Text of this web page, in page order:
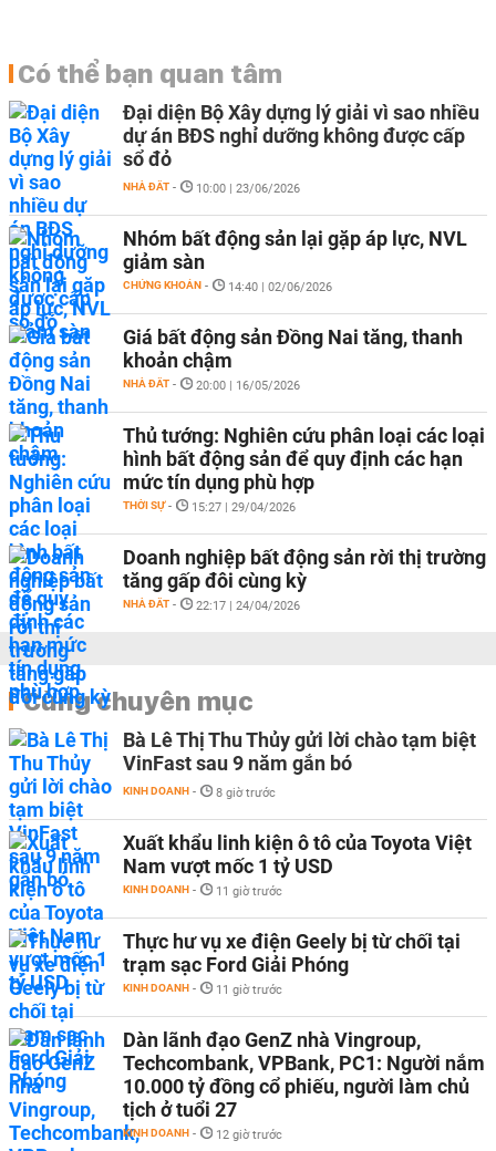
Có thể bạn quan tâm
Đại diện Bộ Xây dựng lý giải vì sao nhiều
dự án BĐS nghỉ dưỡng không được cấp
sổ đỏ
NHÀ ĐẤT - 10:00 | 23/06/2026
Nhóm bất động sản lại gặp áp lực, NVL
giảm sàn
CHỨNG KHOÁN - 14:40 | 02/06/2026
Giá bất động sản Đồng Nai tăng, thanh
khoản chậm
NHÀ ĐẤT - 20:00 | 16/05/2026
Thủ tướng: Nghiên cứu phân loại các loại
hình bất động sản để quy định các hạn
mức tín dụng phù hợp
THỜI SỰ - 15:27 | 29/04/2026
Doanh nghiệp bất động sản rời thị trường
tăng gấp đôi cùng kỳ
NHÀ ĐẤT - 22:17 | 24/04/2026
Cùng chuyên mục
Bà Lê Thị Thu Thủy gửi lời chào tạm biệt
VinFast sau 9 năm gắn bó
KINH DOANH - 8 giờ trước
Xuất khẩu linh kiện ô tô của Toyota Việt
Nam vượt mốc 1 tỷ USD
KINH DOANH - 11 giờ trước
Thực hư vụ xe điện Geely bị từ chối tại
trạm sạc Ford Giải Phóng
KINH DOANH - 11 giờ trước
Dàn lãnh đạo GenZ nhà Vingroup,
Techcombank, VPBank, PC1: Người nắm
10.000 tỷ đồng cổ phiếu, người làm chủ
tịch ở tuổi 27
KINH DOANH - 12 giờ trước